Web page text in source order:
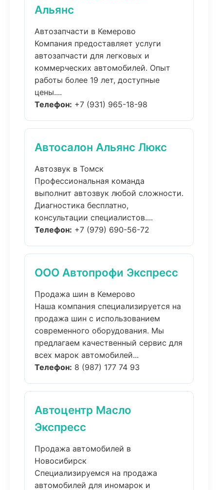
Альянс
Автозапчасти в Кемерово
Компания предоставляет услуги
автозапчасти для легковых и
коммерческих автомобилей. Опыт
работы более 19 лет, доступные
цены....
Телефон: +7 (931) 965-18-98
Автосалон Альянс Люкс
Автозвук в Томск
Профессиональная команда
выполнит автозвук любой сложности.
Диагностика бесплатно,
консультации специалистов....
Телефон: +7 (979) 690-56-72
ООО Автопрофи Экспресс
Продажа шин в Кемерово
Наша компания специализируется на
продажа шин с использованием
современного оборудования. Мы
предлагаем качественный сервис для
всех марок автомобилей...
Телефон: 8 (987) 177 74 93
Автоцентр Масло
Экспресс
Продажа автомобилей в
Новосибирск
Специализируемся на продажа
автомобилей для иномарок и